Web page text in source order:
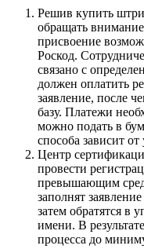
Решив купить
обращать
присвоение
Роскод.
связано с
должен оплатить
заявление, после
базу. Платежи
можно подать в
способа зависит от
Центр
провести
превышающим
заполнят
затем обратятся в
имени. В
процесса до